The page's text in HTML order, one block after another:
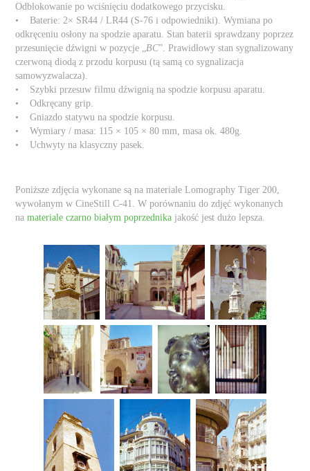
Odblokowanie po wciśnięciu dodatkowego przycisku.
• Baterie: 2× SR44 / LR44 (S-76 i odpowiedniki). Wymiana po
odkręceniu osłony na spodzie aparatu. Stan baterii sprawdzany poprzez
przesunięcie dźwigni w pozycje „BC”. Prawidłowy stan sygnalizowany
czerwoną diodą z przodu korpusu (tą samą co sygnalizacja
samowyzwalacza).
• Szybki przesuw filmu dźwignią na spodzie korpusu aparatu.
• Odkręcany grip.
• Gniazdo statywu na spodzie korpusu.
• Wymiary / masa: 115 × 105 × 80 mm, masa ok. 480g.
• Uchwyty na klasyczny pasek.
Poniższe zdjęcia wykonane są na materiale Lomography Tiger 200,
wywołanym w CineStill C-41. W porównaniu do zdjęć wykonanych
namateriale czarno białym poprzednika jakość jest dużo lepsza.